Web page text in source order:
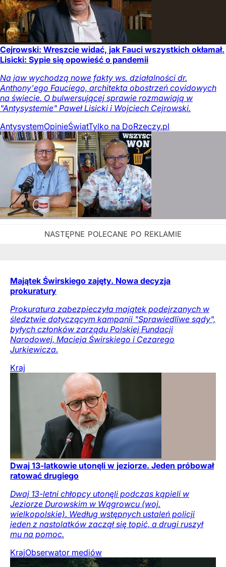
Cejrowski: Wreszcie widać, jak Fauci wszystkich okłamał.
Lisicki: Sypie się opowieść o pandemii
Na jaw wychodzą nowe fakty ws. działalności dr.
Anthony'ego Fauciego, architekta obostrzeń covidowych
na świecie. O bulwersującej sprawie rozmawiają w
"Antysystemie" Paweł Lisicki i Wojciech Cejrowski.
AntysystemOpinieŚwiatTylko na DoRzeczy.pl
Majątek Świrskiego zajęty. Nowa decyzja
prokuratury
Prokuratura zabezpieczyła majątek podejrzanych w
śledztwie dotyczącym kampanii "Sprawiedliwe sądy",
byłych członków zarządu Polskiej Fundacji
Narodowej, Macieja Świrskiego i Cezarego
Jurkiewicza.
Kraj
Dwaj 13-latkowie utonęli w jeziorze. Jeden próbował
ratować drugiego
Dwaj 13-letni chłopcy utonęli podczas kąpieli w
Jeziorze Durowskim w Wągrowcu (woj.
wielkopolskie). Według wstępnych ustaleń policji
jeden z nastolatków zaczął się topić, a drugi ruszył
mu na pomoc.
KrajObserwator mediów